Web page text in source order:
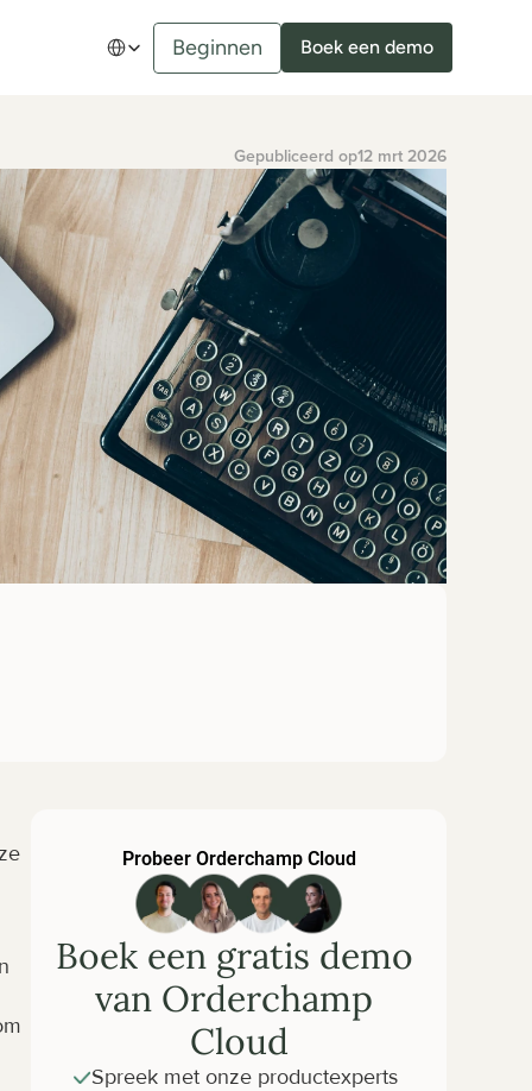
Select Language
Beginnen Boek een demo
Gepubliceerd op12 mrt 2026
Probeer Orderchamp Cloud
Boek een gratis demo
van Orderchamp
Cloud
Spreek met onze productexperts